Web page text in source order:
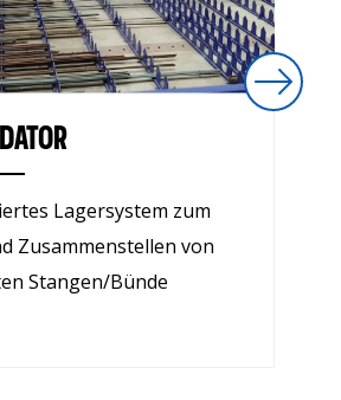
Lagersystem zum
Zusammenstellen von
Stangen/Bünde